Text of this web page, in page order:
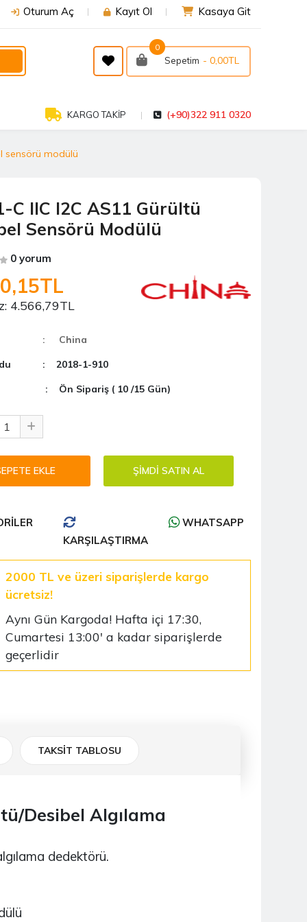
Oturum Aç Kayıt Ol Kasaya Git
Sepetim
0
- 0,00TL
KARGO TAKİP (+90)322 911 0320
sensörü modülü
C IIC I2C AS11 Gürültü
Sensörü Modülü
0 yorum
4.566,79TL
: China
: 2018-1-910
: Ön Sipariş ( 10 /15 Gün)
KARŞILAŞTIRMA
WHATSAPP
2000 TL ve üzeri siparişlerde kargo
ücretsiz!
Aynı Gün Kargoda! Hafta içi 17:30,
Cumartesi 13:00' a kadar siparişlerde
geçerlidir
TAKSİT TABLOSU
Desibel Algılama
dedektörü.